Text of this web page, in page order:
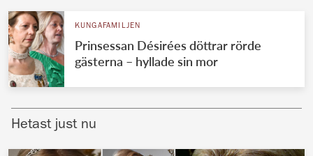
UTLÄNDSKT
VÄRLDENS KUNGAHUS
Brittiska kungahuset
KUNGAFAMILJEN
Prinsessan Désirées döttrar rörde
gästerna – hyllade sin mor
Hetast just nu